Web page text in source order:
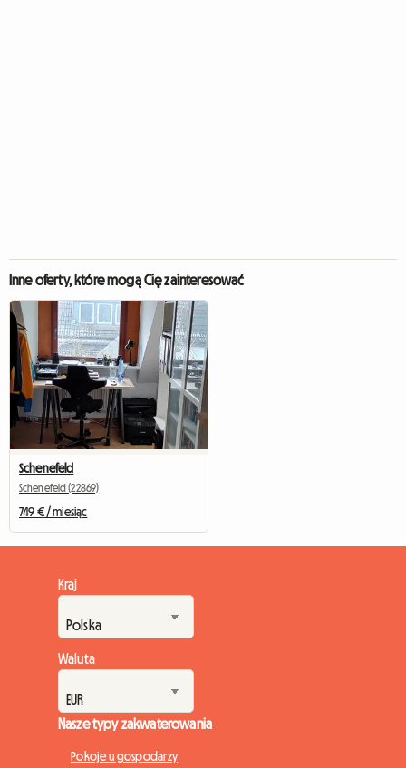
Inne oferty, które mogą Cię zainteresować
Schenefeld
Schenefeld (22869)
749 € / miesiąc
Kraj
Waluta
Nasze typy zakwaterowania
Pokoje u gospodarzy